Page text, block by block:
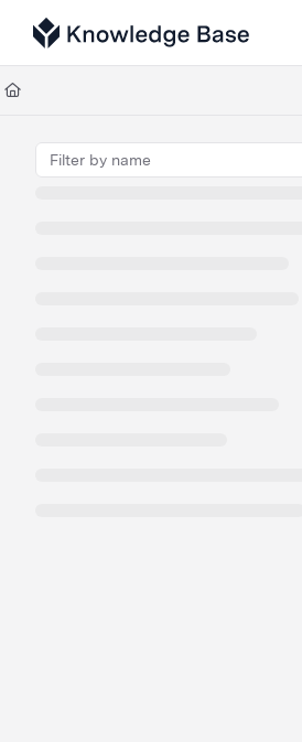
Documentation Index
Fetch the complete documentation index at:
Use this file to discover all available pages